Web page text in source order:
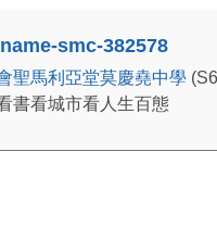
smc-382578
聖馬利亞堂莫慶堯中學
書看城市看人生百態